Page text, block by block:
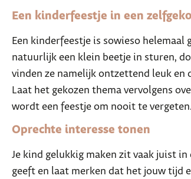
Een kinderfeestje in een
Een kinderfeestje is sowieso
natuurlijk een klein beetje in sturen,
vinden ze namelijk ontzettend leuk en
Laat het gekozen thema vervolgens
wordt een feestje om nooit te vergeten.
Oprechte interesse tonen
Je kind gelukkig maken zit vaak juist
geeft en laat merken dat het jouw tijd